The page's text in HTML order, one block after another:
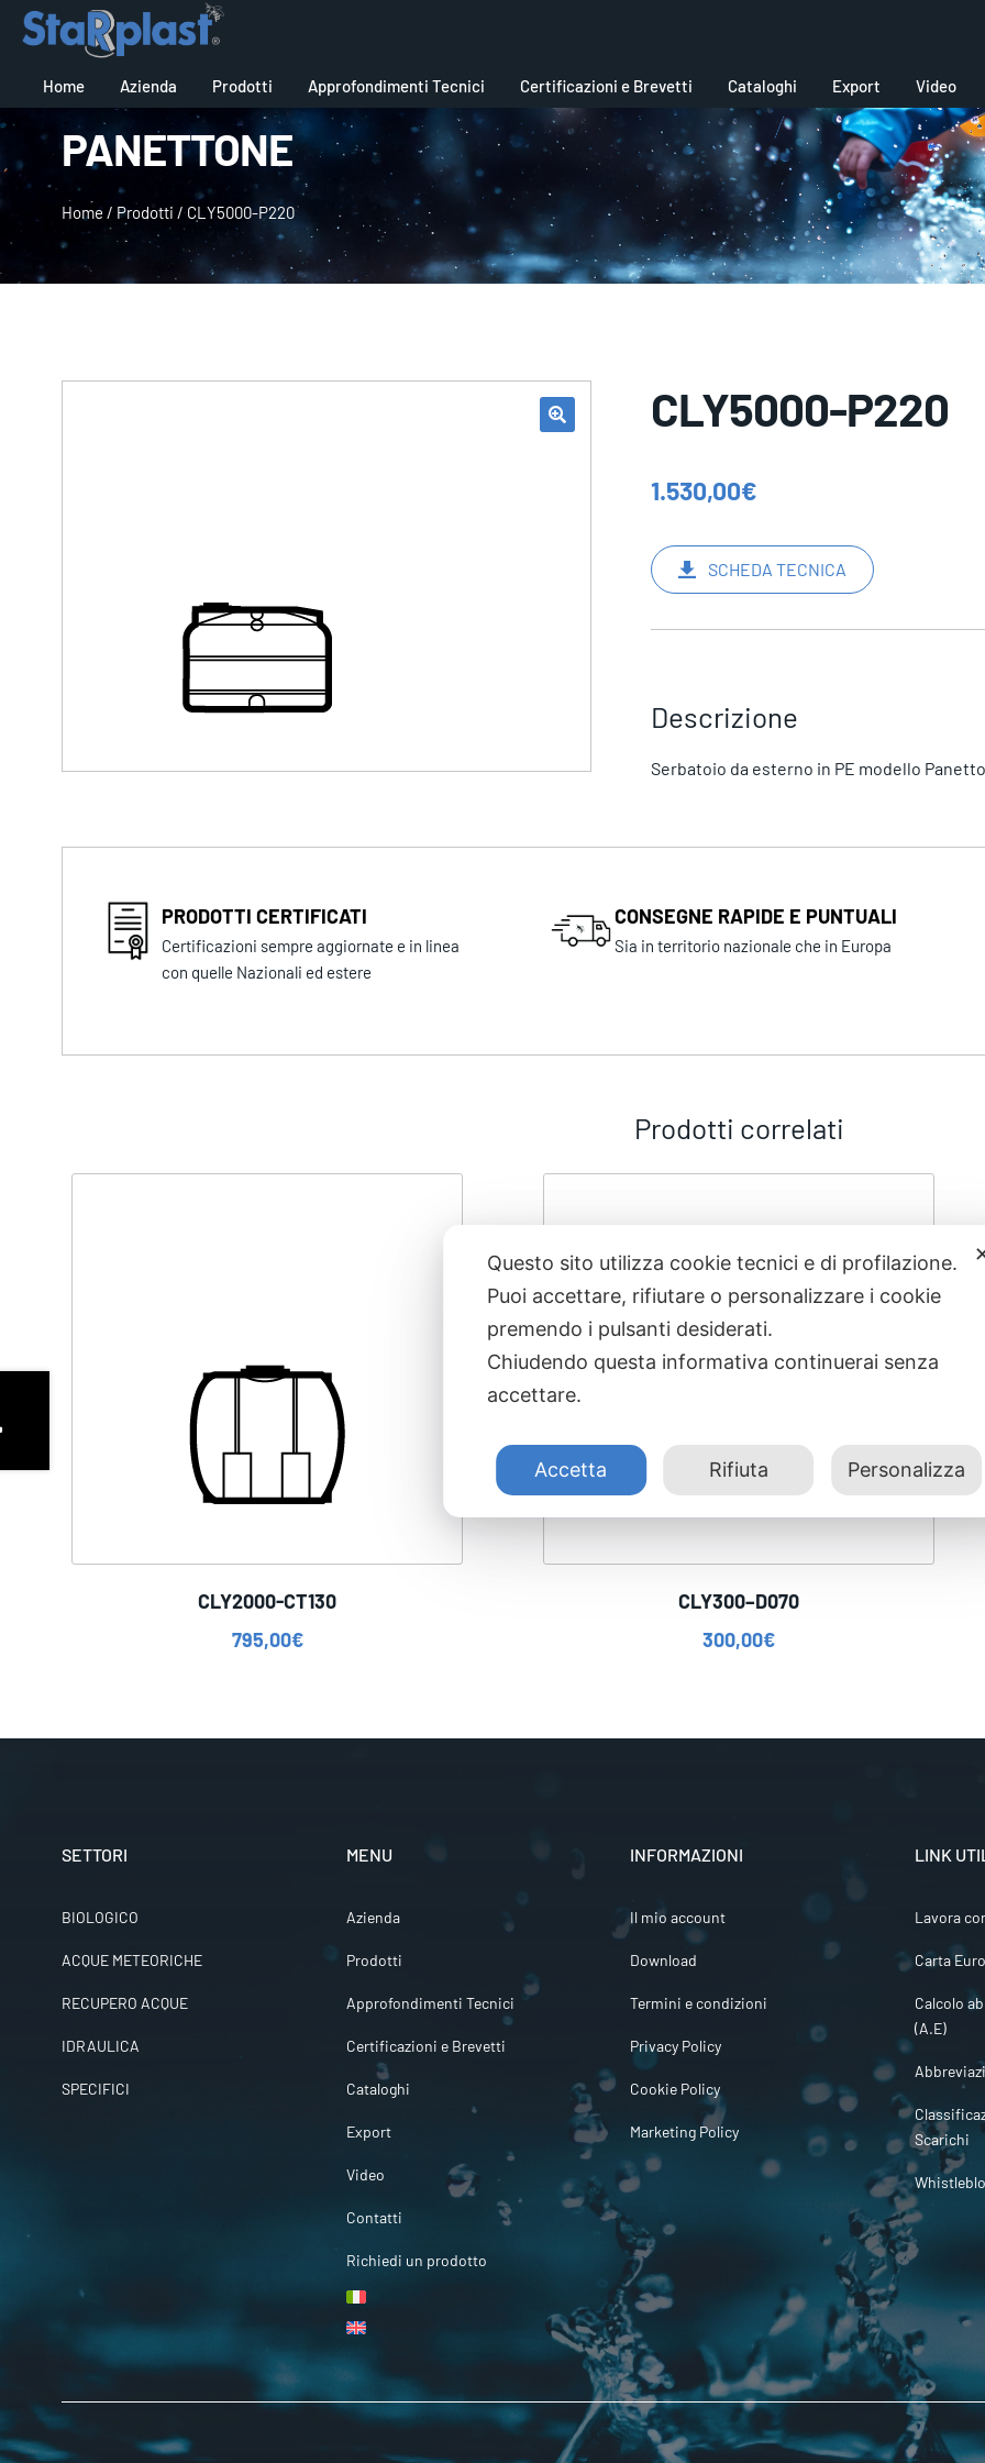
Home Azienda Prodotti Approfondimenti Tecnici Certificazioni e Brevetti Cataloghi Export Video
PANETTONE
Home / Prodotti / CLY5000-P220
CLY5000-P220
1.530,00€
SCHEDA TECNICA
Descrizione
Serbatoio da esterno in PE modello
PRODOTTI CERTIFICATI
Certificazioni sempre aggiornate e in linea
con quelle Nazionali ed estere
CONSEGNE RAPIDE E PUNTUALI
Sia in territorio nazionale che in Europa
Prodotti correlati
CLY2000-CT130
795,00€
CLY300–D070
300,00€
SETTORI
BIOLOGICO
ACQUE METEORICHE
RECUPERO ACQUE
IDRAULICA
SPECIFICI
MENU
Azienda
Prodotti
Approfondimenti Tecnici
Certificazioni e Brevetti
Cataloghi
Export
Video
Contatti
Richiedi un prodotto
INFORMAZIONI
Il mio account
Download
Termini e condizioni
Privacy Policy
Cookie Policy
Marketing Policy
LINK
Lavora
Carta
Calcolo
(A.E)
Scarichi
Questo sito utilizza cookie tecnici e di profilazione.
Puoi accettare, rifiutare o personalizzare i cookie
premendo i pulsanti desiderati.
Chiudendo questa informativa continuerai senza
accettare.
Accetta Rifiuta Personalizza